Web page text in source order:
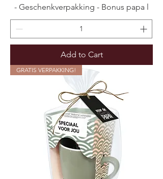
- Geschenkverpakking - Bonus papa l
Add to Cart
GRATIS VERPAKKING!